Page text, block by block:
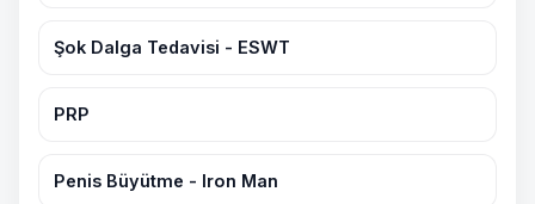
Şok Dalga Tedavisi - ESWT
PRP
Penis Büyütme - Iron Man